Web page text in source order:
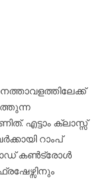
എട്ടാം ക്ലാസ്സ്
റാംപ്
കൺട്രോൾ